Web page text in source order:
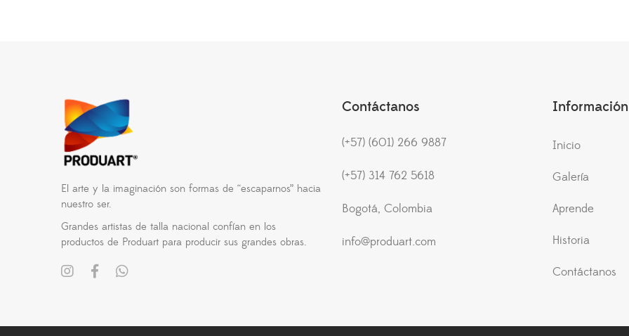
El arte y la imaginación son formas de “escaparnos” hacia
nuestro ser.
Grandes artistas de talla nacional confían en los
productos de Produart para producir sus grandes obras.
Contáctanos
(+57) (601) 266 9887
(+57) 314 762 5618
Bogotá, Colombia
info@produart.com
Información
Inicio
Galería
Aprende
Historia
Contáctanos